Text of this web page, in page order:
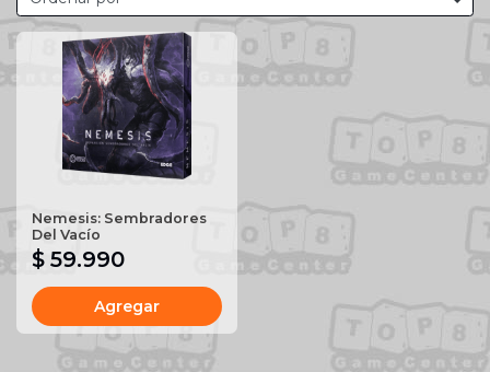
Nemesis: Sembradores
Del Vacío
$ 59.990
Agregar